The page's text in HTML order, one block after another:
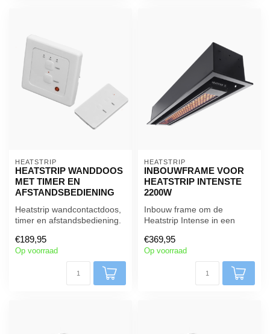
HEATSTRIP
HEATSTRIP WANDDOOS
MET TIMER EN
AFSTANDSBEDIENING
Heatstrip wandcontactdoos,
timer en afstandsbediening.
€189,95
Op voorraad
HEATSTRIP
INBOUWFRAME VOOR
HEATSTRIP INTENSTE
2200W
Inbouw frame om de
Heatstrip Intense in een
worden g...
€369,95
Op voorraad